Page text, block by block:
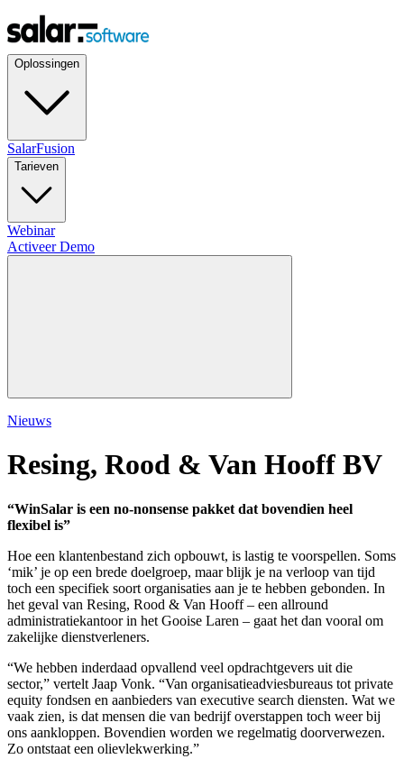
Oplossingen
SalarFusion
Tarieven
Webinar
Activeer Demo
Nieuws
Resing, Rood & Van Hooff BV
“WinSalar is een no-nonsense pakket dat bovendien heel
flexibel is”
Hoe een klantenbestand zich opbouwt, is lastig te voorspellen. Soms
‘mik’ je op een brede doelgroep, maar blijk je na verloop van tijd
toch een specifiek soort organisaties aan je te hebben gebonden. In
het geval van Resing, Rood & Van Hooff – een allround
administratiekantoor in het Gooise Laren – gaat het dan vooral om
zakelijke dienstverleners.
“We hebben inderdaad opvallend veel opdrachtgevers uit die
sector,” vertelt Jaap Vonk. “Van organisatieadviesbureaus tot private
equity fondsen en aanbieders van executive search diensten. Wat we
vaak zien, is dat mensen die van bedrijf overstappen toch weer bij
ons aankloppen. Bovendien worden we regelmatig doorverwezen.
Zo ontstaat een olievlekwerking.”